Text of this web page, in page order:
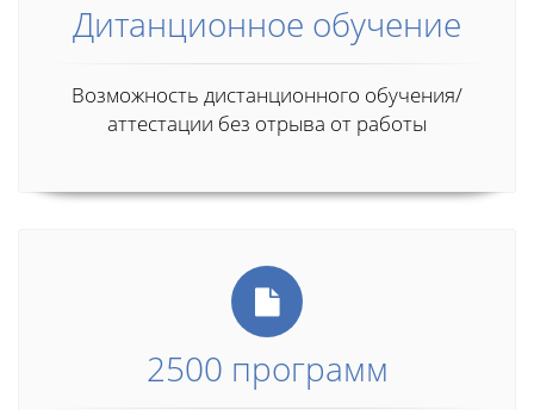
Дитанционное обучение
Возможность дистанционного обучения/
аттестации без отрыва от работы
2500 программ